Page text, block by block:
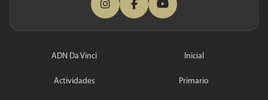
ADN Da Vinci Inicial
Actividades Primario